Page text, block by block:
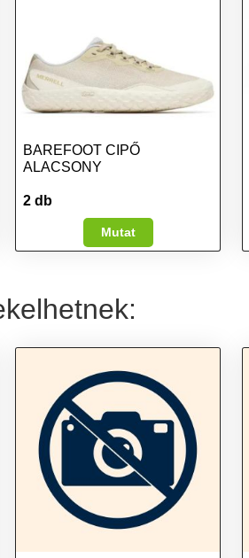
BAREFOOT CIPŐ
ALACSONY
2 db
Mutat